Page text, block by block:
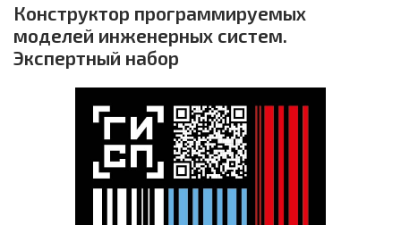
Конструктор программируемых
моделей инженерных систем.
Экспертный набор